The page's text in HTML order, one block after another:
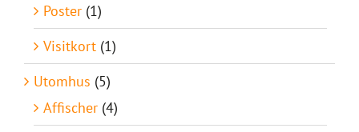
Poster (1)
Visitkort (1)
Utomhus (5)
Affischer (4)